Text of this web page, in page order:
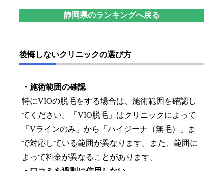
静岡県のランキングへ戻る
後悔しないクリニックの選び方
・施術範囲の確認
特にVIOの脱毛をする場合は、施術範囲を確認し
てください。「VIO脱毛」はクリニックによって
「Vラインのみ」から「ハイジーナ（無毛）」ま
で対応している範囲が異なります。また、範囲に
よって料金が異なることがあります。